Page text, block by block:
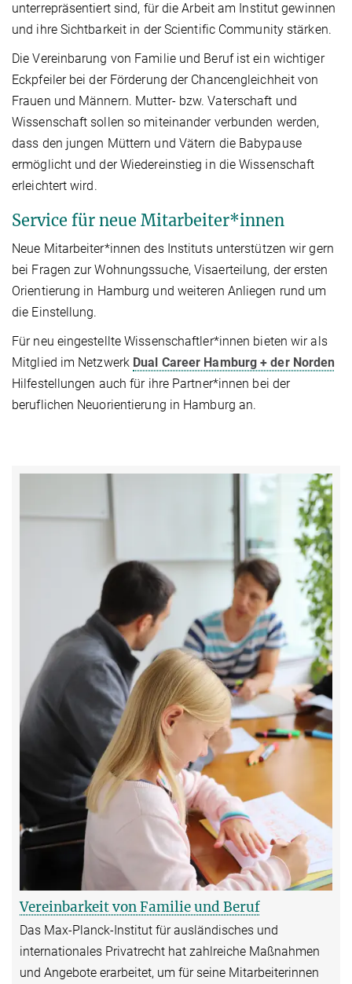
unterrepräsentiert sind, für die Arbeit am Institut gewinnen
und ihre Sichtbarkeit in der Scientific Community stärken.
Die Vereinbarung von Familie und Beruf ist ein wichtiger
Eckpfeiler bei der Förderung der Chancengleichheit von
Frauen und Männern. Mutter- bzw. Vaterschaft und
Wissenschaft sollen so miteinander verbunden werden,
dass den jungen Müttern und Vätern die Babypause
ermöglicht und der Wiedereinstieg in die Wissenschaft
erleichtert wird.
Service für neue Mitarbeiter*innen
Neue Mitarbeiter*innen des Instituts unterstützen wir gern
bei Fragen zur Wohnungssuche, Visaerteilung, der ersten
Orientierung in Hamburg und weiteren Anliegen rund um
die Einstellung.
Für neu eingestellte Wissenschaftler*innen bieten wir als
Mitglied im Netzwerk Dual Career Hamburg + der Norden
Hilfestellungen auch für ihre Partner*innen bei der
beruflichen Neuorientierung in Hamburg an.
Vereinbarkeit von Familie und Beruf
Das Max-Planck-Institut für ausländisches und
internationales Privatrecht hat zahlreiche Maßnahmen
und Angebote erarbeitet, um für seine Mitarbeiterinnen